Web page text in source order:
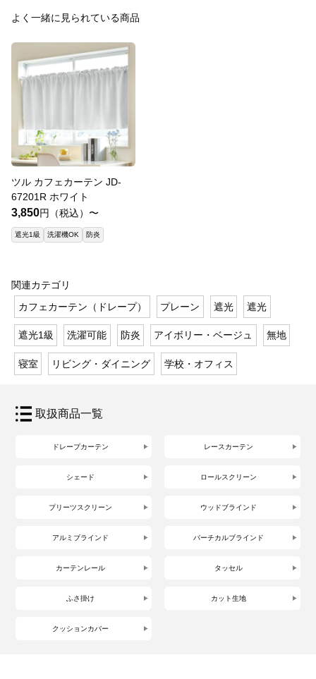
よく一緒に見られている商品
ツル カフェカーテン JD-
67201R ホワイト
3,850円（税込）〜
遮光1級 洗濯機OK 防炎
関連カテゴリ
カフェカーテン（ドレープ）
プレーン 遮光 遮光
遮光1級 洗濯可能 防炎 アイボリー・ベージュ 無地
寝室 リビング・ダイニング 学校・オフィス
取扱商品一覧
ドレープカーテン レースカーテン
シェード ロールスクリーン
プリーツスクリーン ウッドブラインド
アルミブラインド バーチカルブラインド
カーテンレール タッセル
ふさ掛け カット生地
クッションカバー